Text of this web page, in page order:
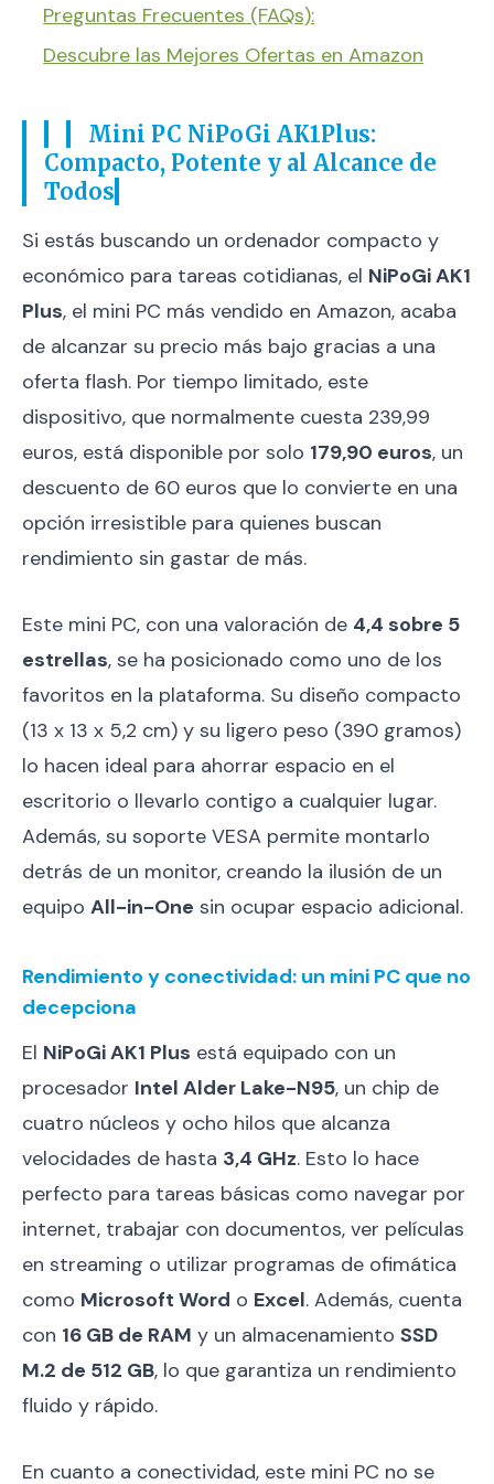
Preguntas Frecuentes (FAQs):
Descubre las Mejores Ofertas en Amazon
Mini PC NiPoGi AK1Plus:
Compacto, Potente y al Alcance de
Todos
Si estás buscando un ordenador compacto y
económico para tareas cotidianas, el NiPoGi AK1
Plus, el mini PC más vendido en Amazon, acaba
de alcanzar su precio más bajo gracias a una
oferta flash. Por tiempo limitado, este
dispositivo, que normalmente cuesta 239,99
euros, está disponible por solo 179,90 euros, un
descuento de 60 euros que lo convierte en una
opción irresistible para quienes buscan
rendimiento sin gastar de más.
Este mini PC, con una valoración de 4,4 sobre 5
estrellas, se ha posicionado como uno de los
favoritos en la plataforma. Su diseño compacto
(13 x 13 x 5,2 cm) y su ligero peso (390 gramos)
lo hacen ideal para ahorrar espacio en el
escritorio o llevarlo contigo a cualquier lugar.
Además, su soporte VESA permite montarlo
detrás de un monitor, creando la ilusión de un
equipo All-in-One sin ocupar espacio adicional.
Rendimiento y conectividad: un mini PC que no
decepciona
El NiPoGi AK1 Plus está equipado con un
procesador Intel Alder Lake-N95, un chip de
cuatro núcleos y ocho hilos que alcanza
velocidades de hasta 3,4 GHz. Esto lo hace
perfecto para tareas básicas como navegar por
internet, trabajar con documentos, ver películas
en streaming o utilizar programas de ofimática
como Microsoft Word o Excel. Además, cuenta
con 16 GB de RAM y un almacenamiento SSD
M.2 de 512 GB, lo que garantiza un rendimiento
fluido y rápido.
En cuanto a conectividad, este mini PC no se